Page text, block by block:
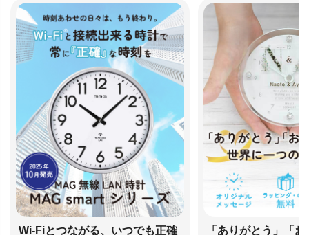
Wi-Fiとつながる、いつでも正確
「ありがとう」「